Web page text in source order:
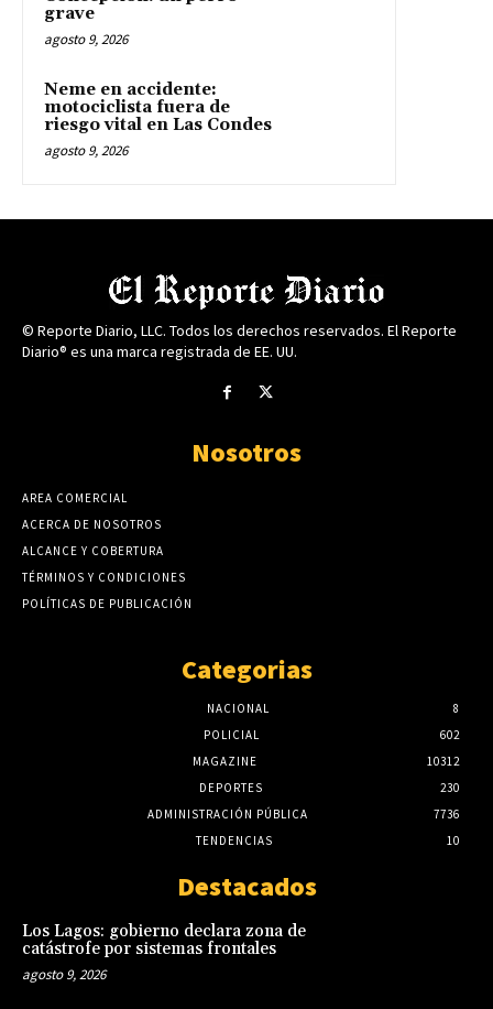
grave
agosto 9, 2026
Neme en accidente:
motociclista fuera de
riesgo vital en Las Condes
agosto 9, 2026
© Reporte Diario, LLC. Todos los derechos reservados. El Reporte
Diario® es una marca registrada de EE. UU.
Nosotros
AREA COMERCIAL
ACERCA DE NOSOTROS
ALCANCE Y COBERTURA
TÉRMINOS Y CONDICIONES
POLÍTICAS DE PUBLICACIÓN
Categorias
NACIONAL
8
POLICIAL
602
MAGAZINE
10312
DEPORTES
230
ADMINISTRACIÓN PÚBLICA
7736
TENDENCIAS
10
Destacados
Los Lagos: gobierno declara zona de
catástrofe por sistemas frontales
agosto 9, 2026